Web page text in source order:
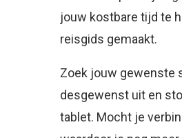
jouw kostbare tijd te
reisgids gemaakt.
Zoek jouw gewenste
desgewenst uit en
tablet. Mocht je